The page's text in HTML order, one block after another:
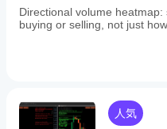
Directional volume
buying or selling, not just
人気